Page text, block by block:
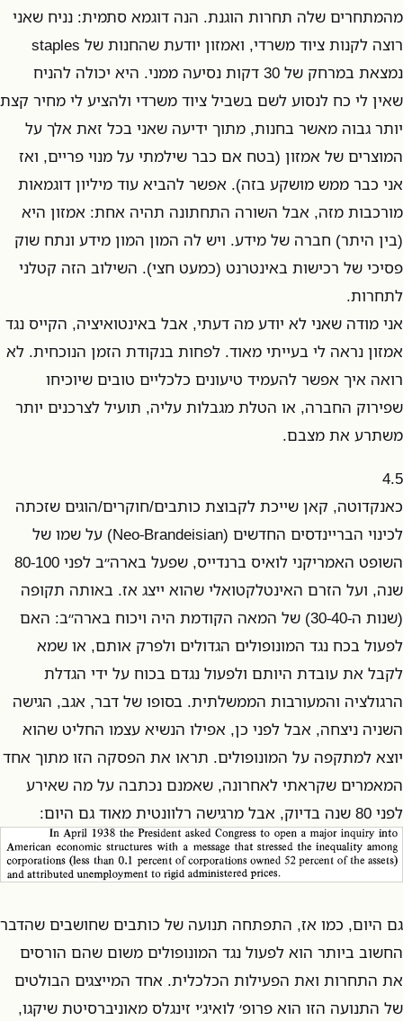
מהמתחרים שלה תחרות הוגנת. הנה דוגמא סתמית: נניח שאני
רוצה לקנות ציוד משרדי, ואמזון יודעת שהחנות של staples
נמצאת במרחק של 30 דקות נסיעה ממני. היא יכולה להניח
שאין לי כח לנסוע לשם בשביל ציוד משרדי ולהציע לי מחיר קצת
יותר גבוה מאשר בחנות, מתוך ידיעה שאני בכל זאת אלך על
המוצרים של אמזון (בטח אם כבר שילמתי על מנוי פריים, ואז
אני כבר ממש מושקע בזה). אפשר להביא עוד מיליון דוגמאות
מורכבות מזה, אבל השורה התחתונה תהיה אחת: אמזון היא
(בין היתר) חברה של מידע. ויש לה המון המון מידע ונתח שוק
פסיכי של רכישות באינטרנט (כמעט חצי). השילוב הזה קטלני
לתחרות.
אני מודה שאני לא יודע מה דעתי, אבל באינטואיציה, הקייס נגד
אמזון נראה לי בעייתי מאוד. לפחות בנקודת הזמן הנוכחית. לא
רואה איך אפשר להעמיד טיעונים כלכליים טובים שיוכיחו
שפירוק החברה, או הטלת מגבלות עליה, תועיל לצרכנים יותר
משתרע את מצבם.
4.5
כאנקדוטה, קאן שייכת לקבוצת כותבים/חוקרים/הוגים שזכתה
לכינוי הבריינדסים החדשים (Neo-Brandeisian) על שמו של
השופט האמריקני לואיס ברנדייס, שפעל בארה״ב לפני 80-100
שנה, ועל הזרם האינטלקטואלי שהוא ייצג אז. באותה תקופה
(שנות ה-30-40) של המאה הקודמת היה ויכוח בארה״ב: האם
לפעול בכח נגד המונופולים הגדולים ולפרק אותם, או שמא
לקבל את עובדת היותם ולפעול נגדם בכוח על ידי הגדלת
הרגולציה והמעורבות הממשלתית. בסופו של דבר, אגב, הגישה
השניה ניצחה, אבל לפני כן, אפילו הנשיא עצמו החליט שהוא
יוצא למתקפה על המונופולים. תראו את הפסקה הזו מתוך אחד
המאמרים שקראתי לאחרונה, שאמנם נכתבה על מה שאירע
לפני 80 שנה בדיוק, אבל מרגישה רלוונטית מאוד גם היום:
גם היום, כמו אז, התפתחה תנועה של כותבים שחושבים שהדבר
החשוב ביותר הוא לפעול נגד המונופולים משום שהם הורסים
את התחרות ואת הפעילות הכלכלית. אחד המייצגים הבולטים
של התנועה הזו הוא פרופ׳ לואיג׳י זינגלס מאוניברסיטת שיקגו,